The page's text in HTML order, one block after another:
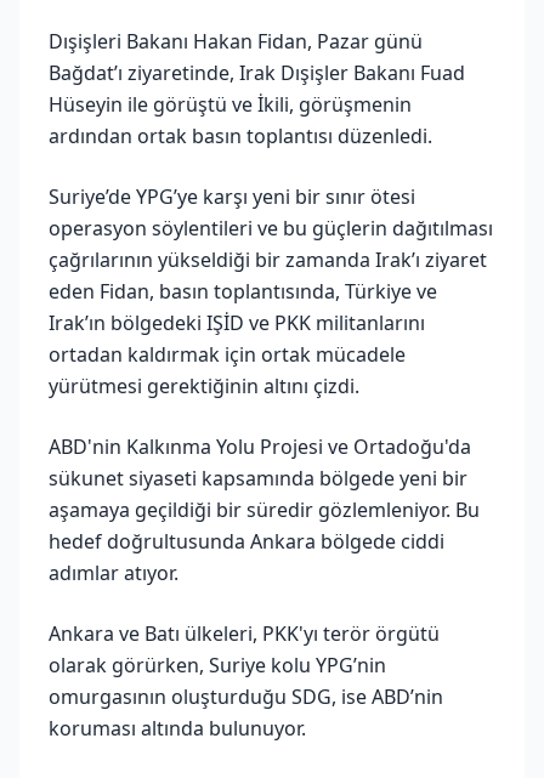
Dışişleri Bakanı Hakan Fidan, Pazar günü
Bağdat’ı ziyaretinde, Irak Dışişler Bakanı Fuad
Hüseyin ile görüştü ve İkili, görüşmenin
ardından ortak basın toplantısı düzenledi.
Suriye’de YPG’ye karşı yeni bir sınır ötesi
operasyon söylentileri ve bu güçlerin dağıtılması
çağrılarının yükseldiği bir zamanda Irak’ı ziyaret
eden Fidan, basın toplantısında, Türkiye ve
Irak’ın bölgedeki IŞİD ve PKK militanlarını
ortadan kaldırmak için ortak mücadele
yürütmesi gerektiğinin altını çizdi.
ABD'nin Kalkınma Yolu Projesi ve Ortadoğu'da
sükunet siyaseti kapsamında bölgede yeni bir
aşamaya geçildiği bir süredir gözlemleniyor. Bu
hedef doğrultusunda Ankara bölgede ciddi
adımlar atıyor.
Ankara ve Batı ülkeleri, PKK'yı terör örgütü
olarak görürken, Suriye kolu YPG’nin
omurgasının oluşturduğu SDG, ise ABD’nin
koruması altında bulunuyor.